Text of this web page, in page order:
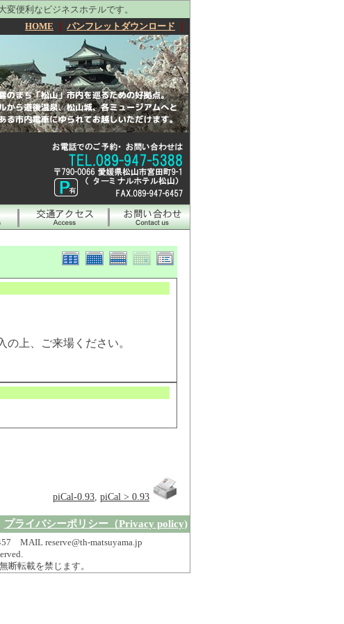
変便利なビジネスホテルです。
HOME
パンフレットダウンロード
上、ご来場ください。
piCal-0.93, piCal > 0.93
プライバシーポリシー（Privacy policy)
MAIL reserve@th-matsuyama.jp
断転載を禁じます。